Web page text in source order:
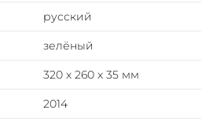
кожей.
из цветного металла.
Металлические уголки
напечатан на мелованной
русский
зелёный
320 х 260 х 35 мм
2014